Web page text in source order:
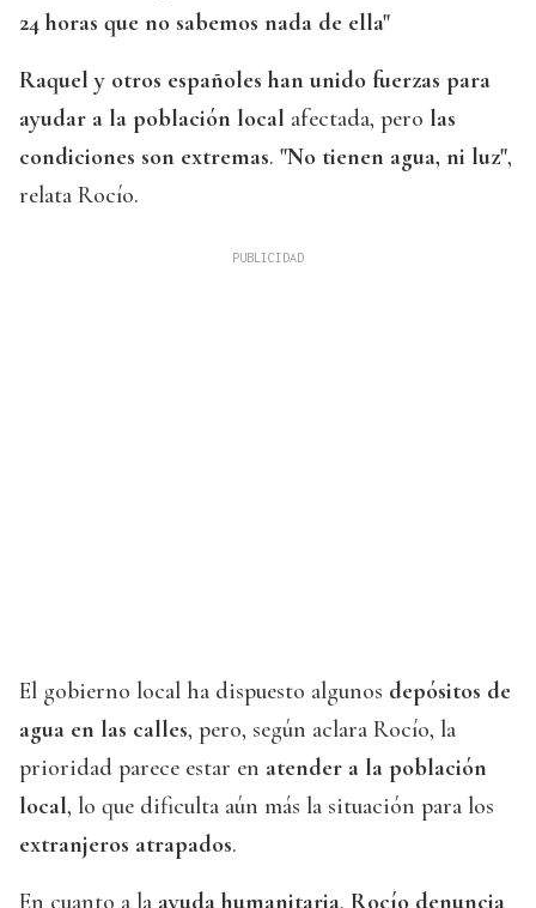
24 horas que no sabemos nada de ella"
Raquel y otros españoles han unido fuerzas para
ayudar a la población local afectada, pero las
condiciones son extremas. "No tienen agua, ni luz",
relata Rocío.
El gobierno local ha dispuesto algunos depósitos de
agua en las calles, pero, según aclara Rocío, la
prioridad parece estar en atender a la población
local, lo que dificulta aún más la situación para los
extranjeros atrapados.
En cuanto a la ayuda humanitaria, Rocío denuncia